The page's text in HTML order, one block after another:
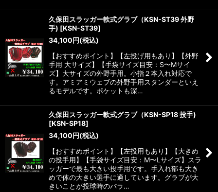
久保田スラッガー軟式グラブ（KSN-ST39 外野
手) [KSN-ST39]
34,100円(税込)
【おすすめポイント】【左投げ用もあり】【外野
手用 大サイズ】【手袋サイズ目安：S〜Mサイ
ズ】大サイズの外野手用。小指２本入れ対応で
す。アミアミウェブの外野手用スタンダーといえ
るモデルです。ポケットも深…
久保田スラッガー軟式グラブ（KSN-SP18 投手)
[KSN-SP18]
34,100円(税込)
【おすすめポイント】【左投用もあり】【大きめ
の投手用】【手袋サイズ目安：M〜Lサイズ】スラ
ッガーで最も大きい投手用です。手入れ部も大き
めで体の大きい選手に適しています。グラブが大
きいことが投球時のバラ…